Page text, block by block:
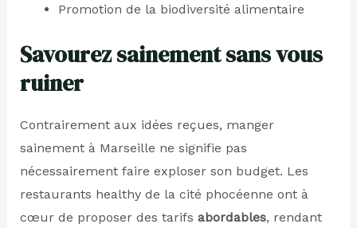
Promotion de la biodiversité alimentaire
Savourez sainement sans vous
ruiner
Contrairement aux idées reçues, manger
sainement à Marseille ne signifie pas
nécessairement faire exploser son budget. Les
restaurants healthy de la cité phocéenne ont à
cœur de proposer des tarifs abordables, rendant